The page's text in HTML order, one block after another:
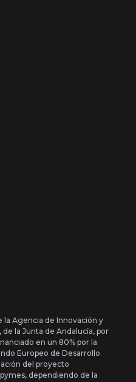
la Agencia de Innovación y
la Junta de Andalucía, por
en un 80% por la
Europeo de Desarrollo
del proyecto
dependiendo de la